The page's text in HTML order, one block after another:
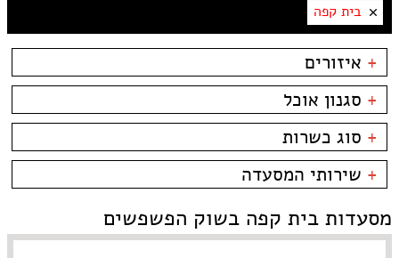
בית קפה
+ איזורים
פלורנטין
----
טיילת תל אביב
צפון תל אביב
קרליבך
צפון ישן
צהלה
לילינבלום
+ סגנון אוכל
בשרים
דגים
פירות ים
צרפתי
סושי
אירועים
ביסטרו
בית קפה
בר מסעדה
גורמה
+ סוג כשרות
כשרות
כשר למהדרין
+ שירותי המסעדה
משלוחים
מסעדות בית קפה בשוק הפשפשים